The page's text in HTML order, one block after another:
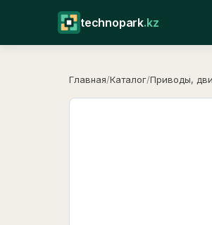
technopark.kz
Главная/Каталог/Приводы,